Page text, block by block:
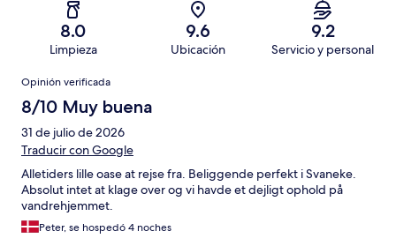
8.0
Limpieza
9.6
Ubicación
9.2
Servicio y personal
Opiniones
Opinión verificada
8/10 Muy buena
31 de julio de 2026
Traducir con Google
Alletiders lille oase at rejse fra. Beliggende perfekt i Svaneke.
Absolut intet at klage over og vi havde et dejligt ophold på
vandrehjemmet.
Peter, se hospedó 4 noches